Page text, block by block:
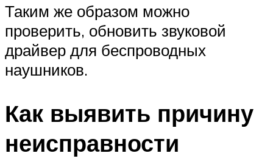
Таким же образом можно
проверить, обновить звуковой
драйвер для беспроводных
наушников.
Как выявить причину
неисправности